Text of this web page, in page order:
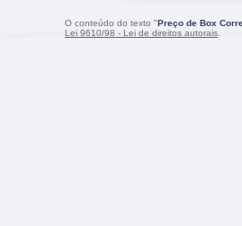
O conteúdo do texto "Preço de Box
Lei 9610/98 - Lei de direitos autorais